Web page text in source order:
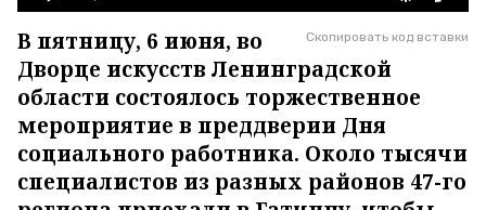
Скопировать код вставки
В пятницу, 6 июня, во
Дворце искусств Ленинградской
области состоялось торжественное
мероприятие в преддверии Дня
социального работника. Около тысячи
специалистов из разных районов 47-го